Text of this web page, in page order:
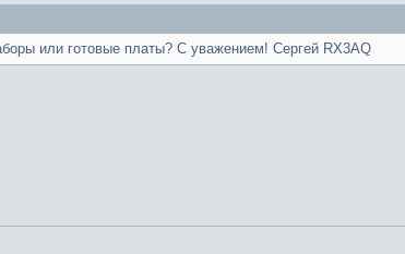
или готовые платы? С уважением! Сергей RX3AQ